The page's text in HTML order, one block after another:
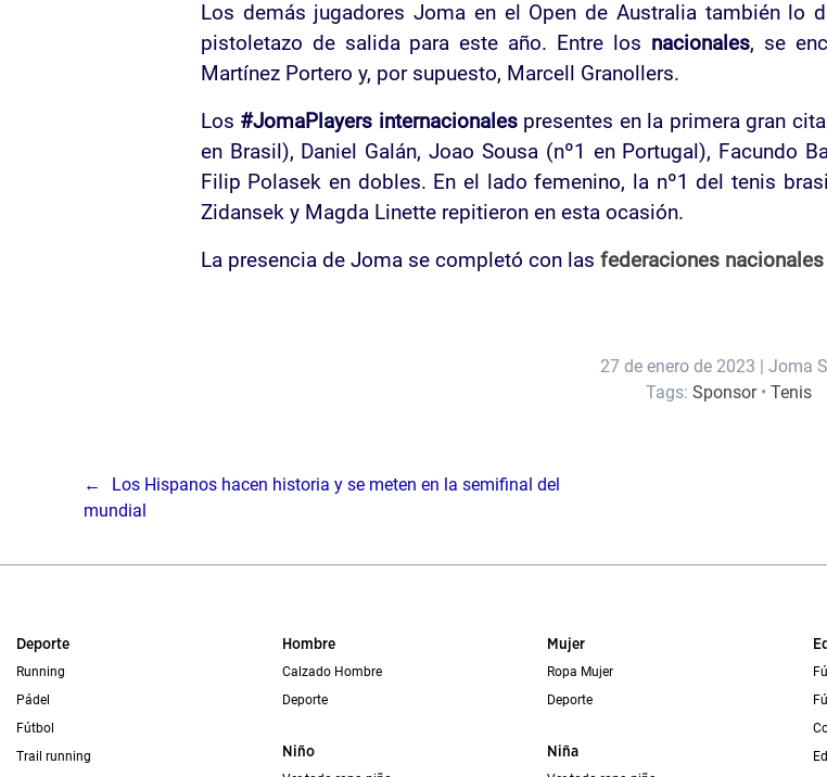
Los demás jugadores Joma en el Open de Australia también lo
pistoletazo de salida para este año. Entre los nacionales, se
Martínez Portero y, por supuesto, Marcell Granollers.
Los #JomaPlayers internacionalespresentes en la primera gran
en Brasil), Daniel Galán, Joao Sousa (nº1 en Portugal), Facundo
Filip Polasek en dobles. En el lado femenino, la nº1 del tenis
Zidansek y Magda Linette repitieron en esta ocasión.
La presencia de Joma se completó con las federaciones nacionales
27 de enero de 2023 | Joma
Tags:Sponsor•Tenis
Los Hispanos hacen historia y se meten en la semifinal del
mundial
Deporte
Running
Pádel
Fútbol
Trail running
Hombre
Calzado Hombre
Deporte
Niño
Mujer
Ropa Mujer
Deporte
Niña